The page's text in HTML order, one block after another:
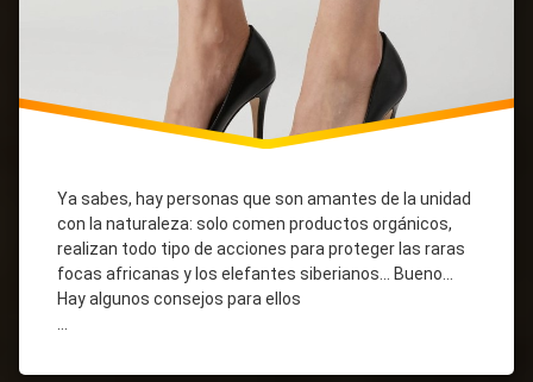
Ya sabes, hay personas que son amantes de la unidad
con la naturaleza: solo comen productos orgánicos,
realizan todo tipo de acciones para proteger las raras
focas africanas y los elefantes siberianos... Bueno...
Hay algunos consejos para ellos
...